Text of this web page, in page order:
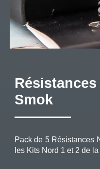
Résistances Nord (x5) –
Smok
Pack de 5 Résistances
les Kits Nord 1 et 2 de